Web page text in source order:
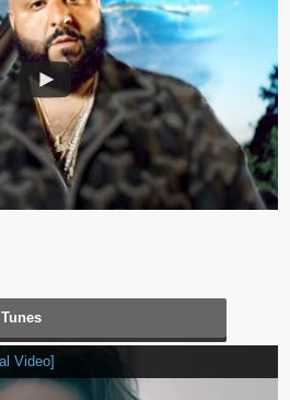
Video]